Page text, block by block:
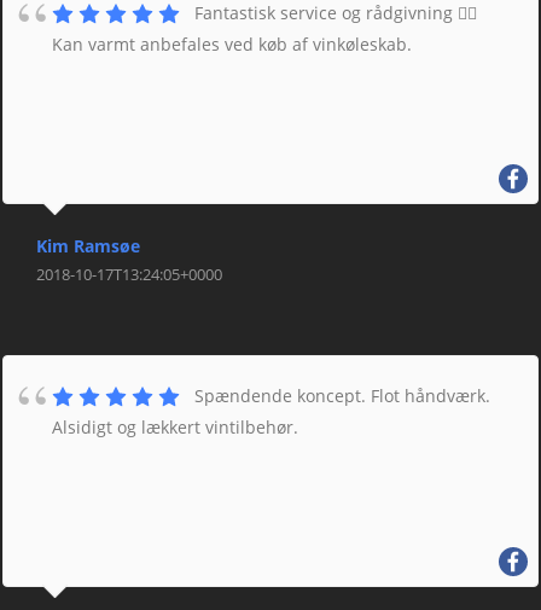
Fantastisk service og rådgivning 👌🏼
Kan varmt anbefales ved køb af vinkøleskab.
Kim Ramsøe
2018-10-17T13:24:05+0000
Spændende koncept. Flot håndværk.
Alsidigt og lækkert vintilbehør.